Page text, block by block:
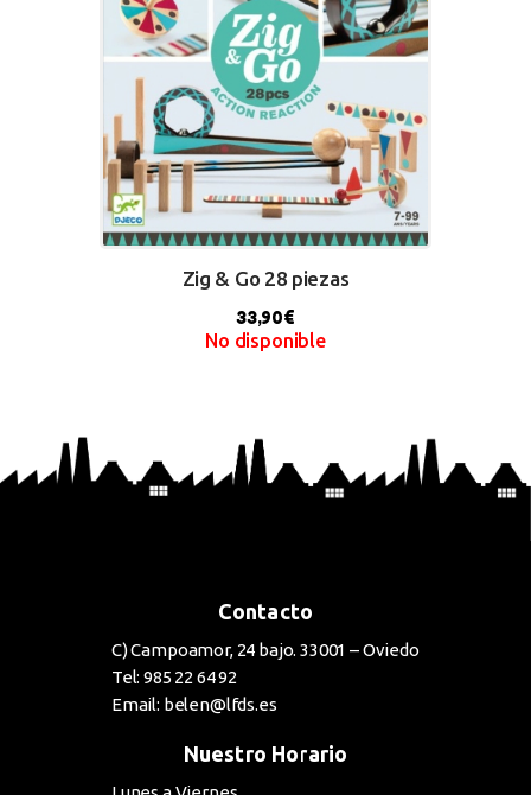
Zig & Go 28 piezas
33,90€
No disponible
Contacto
C) Campoamor, 24 bajo. 33001 – Oviedo
Tel: 985 22 64 92
Email: belen@lfds.es
Nuestro Horario